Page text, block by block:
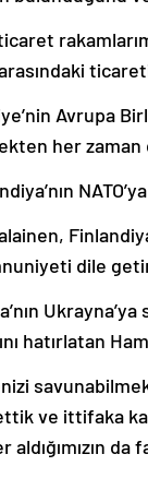
Avrupa
her zaman
dile
hatırlatan
ve ittifaka
aldığımızın da